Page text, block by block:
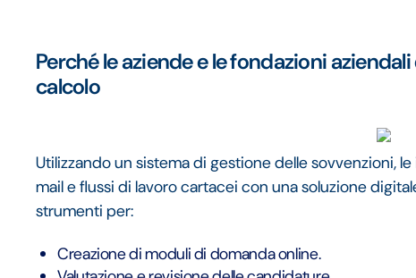
Perché le aziende e le fondazioni
calcolo
Utilizzando un sistema di gestione delle sovvenzioni,
mail e flussi di lavoro cartacei con una soluzione
strumenti per:
Creazione di moduli di domanda online.